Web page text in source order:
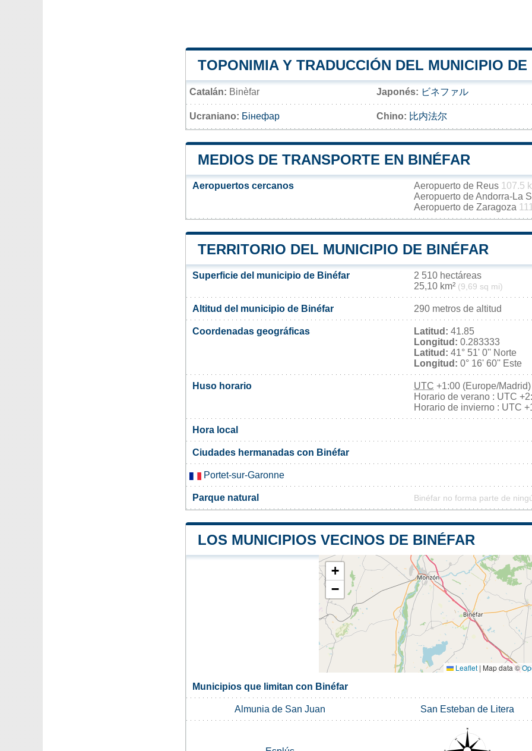
TOPONIMIA Y TRADUCCIÓN DEL MUNICIPIO DE
Catalán: Binèfar Japonés: ビネファル
Ucraniano: Бінефар Chino: 比内法尔
MEDIOS DE TRANSPORTE EN BINÉFAR
Aeropuertos cercanos Aeropuerto de Reus 107.5
Aeropuerto de Andorra-La
Aeropuerto de Zaragoza
TERRITORIO DEL MUNICIPIO DE BINÉFAR
Superficie del municipio de Binéfar
2 510 hectáreas
25,10 km² (9,69 sq mi)
Altitud del municipio de Binéfar 290 metros de altitud
Coordenadas geográficas Latitud: 41.85
Longitud: 0.283333
Latitud: 41° 51' 0'' Norte
Longitud: 0° 16' 60'' Este
Huso horario UTC +1:00 (Europe/Madrid)
Horario de verano : UTC
Horario de invierno : UTC
Hora local
Ciudades hermanadas con Binéfar
Portet-sur-Garonne
Parque natural Binéfar no forma parte de
LOS MUNICIPIOS VECINOS DE BINÉFAR
+
−
Leaflet | Map data ©
Municipios que limitan con Binéfar
Almunia de San Juan San Esteban de Litera